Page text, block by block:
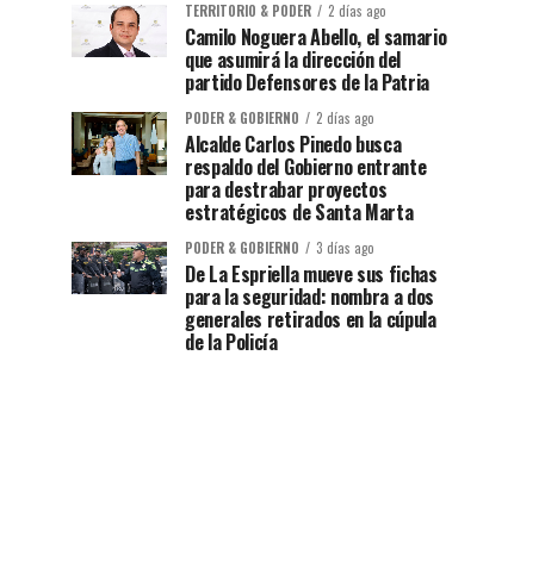
TERRITORIO & PODER 2 días ago
Camilo Noguera Abello, el samario
que asumirá la dirección del
partido Defensores de la Patria
PODER & GOBIERNO 2 días ago
Alcalde Carlos Pinedo busca
respaldo del Gobierno entrante
para destrabar proyectos
estratégicos de Santa Marta
PODER & GOBIERNO 3 días ago
De La Espriella mueve sus fichas
para la seguridad: nombra a dos
generales retirados en la cúpula
de la Policía